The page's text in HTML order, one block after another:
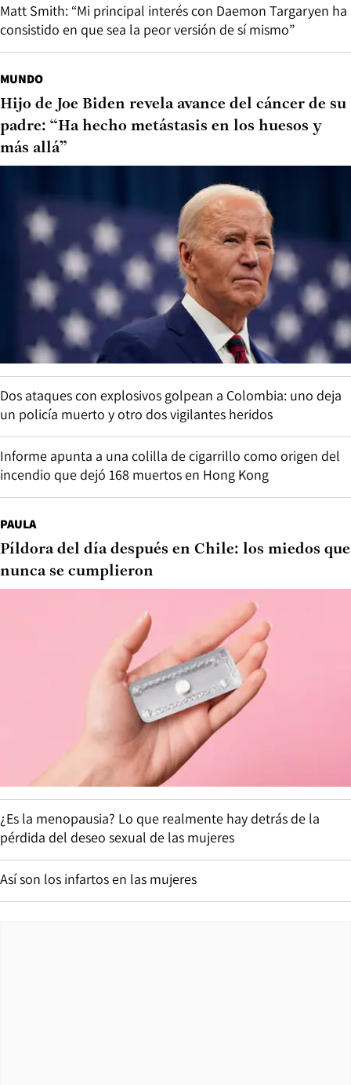
Matt Smith: “Mi principal interés con Daemon Targaryen ha
consistido en que sea la peor versión de sí mismo”
MUNDO
Hijo de Joe Biden revela avance del cáncer de su
padre: “Ha hecho metástasis en los huesos y
más allá”
Dos ataques con explosivos golpean a Colombia: uno deja
un policía muerto y otro dos vigilantes heridos
Informe apunta a una colilla de cigarrillo como origen del
incendio que dejó 168 muertos en Hong Kong
PAULA
Píldora del día después en Chile: los miedos que
nunca se cumplieron
¿Es la menopausia? Lo que realmente hay detrás de la
pérdida del deseo sexual de las mujeres
Así son los infartos en las mujeres